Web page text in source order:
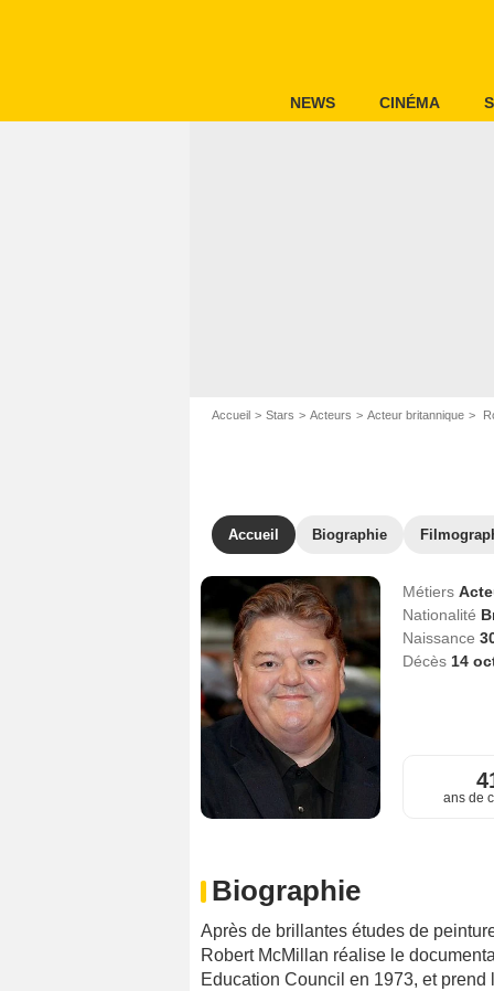
NEWS CINÉMA
Accueil Stars Acteurs Acteur britannique
Accueil Biographie
Métiers
Nationalité
Naissance
Décès 14
ans de
Biographie
Après de brillantes études de
Robert McMillan réalise le
Education Council en 1973, et